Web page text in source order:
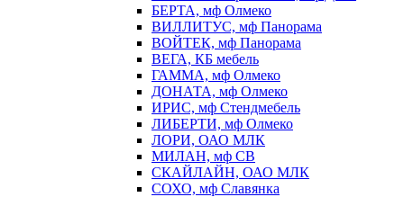
БЕРТА, мф Олмеко
ВИЛЛИТУС, мф Панорама
ВОЙТЕК, мф Панорама
ВЕГА, КБ мебель
ГАММА, мф Олмеко
ДОНАТА, мф Олмеко
ИРИС, мф Стендмебель
ЛИБЕРТИ, мф Олмеко
ЛОРИ, ОАО МЛК
МИЛАН, мф СВ
СКАЙЛАЙН, ОАО МЛК
СОХО, мф Славянка